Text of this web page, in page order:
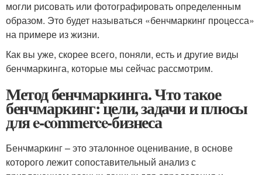
могли рисовать или фотографировать определенным
образом. Это будет называться «бенчмаркинг процесса»
на примере из жизни.
Как вы уже, скорее всего, поняли, есть и другие виды
бенчмаркинга, которые мы сейчас рассмотрим.
Метод бенчмаркинга. Что такое
бенчмаркинг: цели, задачи и плюсы
для e-commerce-бизнеса
Бенчмаркинг – это эталонное оценивание, в основе
которого лежит сопоставительный анализ с